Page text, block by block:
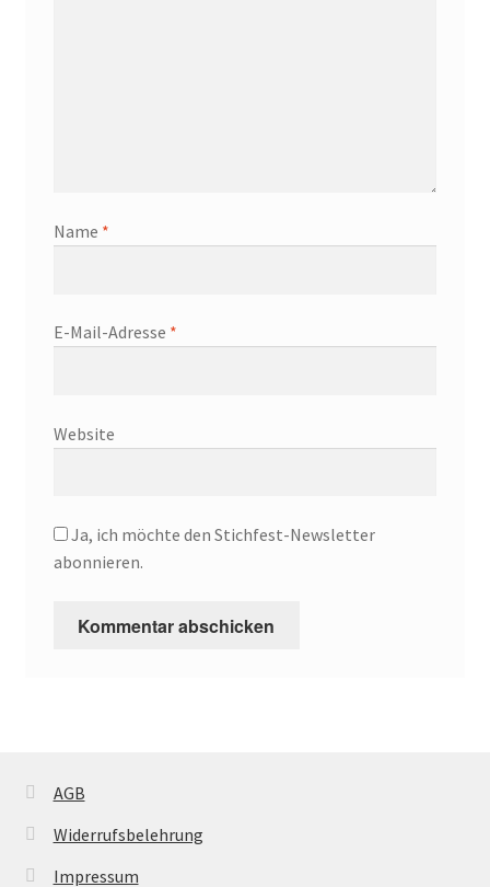
Name *
E-Mail-Adresse *
Website
Ja, ich möchte den Stichfest-Newsletter
abonnieren.
AGB
Widerrufsbelehrung
Impressum